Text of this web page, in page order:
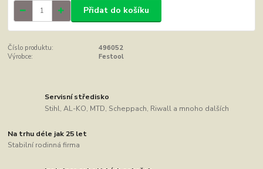
Přidat do košíku
Číslo produktu:
496052
Výrobce:
Festool
Servisní středisko
Stihl, AL-KO, MTD, Scheppach, Riwall a mnoho dalších
Na trhu déle jak 25 let
Stabilní rodinná firma